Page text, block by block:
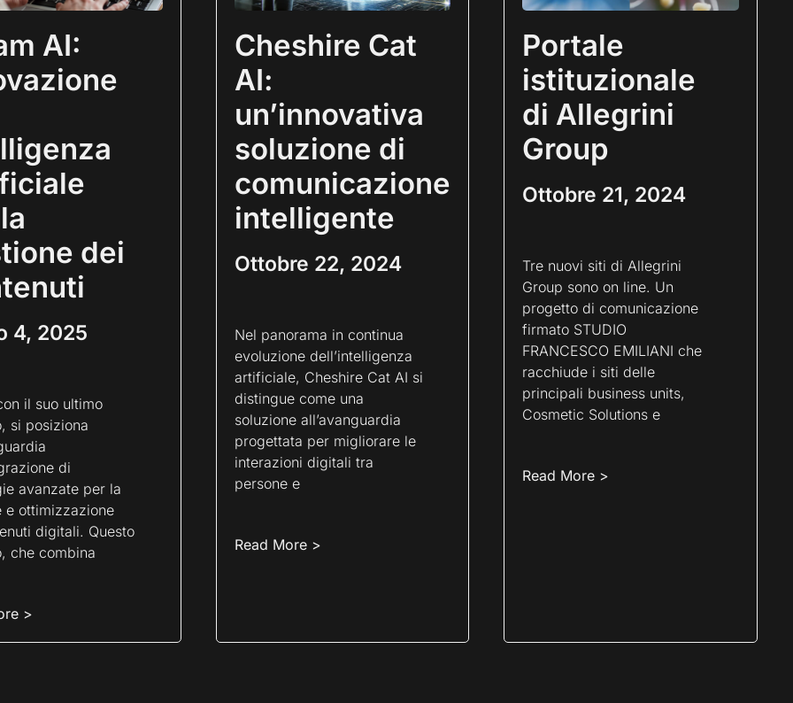
AI:
dei
4, 2025
il suo ultimo
si posiziona
di
avanzate per la
e ottimizzazione
digitali. Questo
che combina
>
Cheshire Cat
AI:
un’innovativa
soluzione di
comunicazione
intelligente
Ottobre 22, 2024
Nel panorama in continua
evoluzione dell’intelligenza
artificiale, Cheshire Cat AI si
distingue come una
soluzione all’avanguardia
progettata per migliorare le
interazioni digitali tra
persone e
Read More >
Portale
istituzionale
di Allegrini
Group
Ottobre 21, 2024
Tre nuovi siti di Allegrini
Group sono on line. Un
progetto di comunicazione
firmato STUDIO
FRANCESCO EMILIANI che
racchiude i siti delle
principali business units,
Cosmetic Solutions e
Read More >